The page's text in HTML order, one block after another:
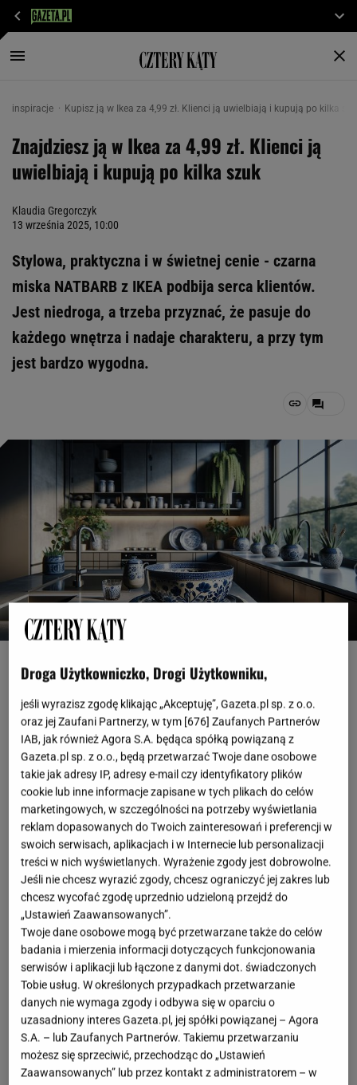
inspiracje Kupisz ją w Ikea za 4,99 zł. Klienci ją uwielbiają i kupują po kilka
Znajdziesz ją w Ikea za 4,99 zł. Klienci ją
uwielbiają i kupują po kilka szuk
Klaudia Gregorczyk
13 września 2025, 10:00
Stylowa, praktyczna i w świetnej cenie - czarna
miska NATBARB z IKEA podbija serca klientów.
Jest niedroga, a trzeba przyznać, że pasuje do
każdego wnętrza i nadaje charakteru, a przy tym
jest bardzo wygodna.
Jesienią coraz chętniej sięgamy po akcesoria, które
umilają codzienne posiłki i wprowadzają do kuchni
nutę elegancji. Właśnie dlatego warto zwrócić
uwagę na miskę NATBARB z IKEA. To produkt, który
zbiera świetne opinie, a jego cena nie przekracza
nawet 5 zł.
Sprawdzi się na wiele okazji i zachwyci gości, a
kosztuje grosze
Czarna miska NATBARB wyróżnia się prostym, ale
efektownym wyglądem. Jej subtelne żłobienia i
elegancki połysk sprawiają, że świetnie pasuje
zarówno do nowoczesnych, jak i klasycznych
wnętrz. To naczynie, które bez problemuodnajdzie
się na stole podczas codziennego śniadania, ale
Droga Użytkowniczko, Drogi Użytkowniku,
jeśli wyrazisz zgodę klikając „Akceptuję”, Gazeta.pl sp. z o.o.
oraz jej Zaufani Partnerzy, w tym [676] Zaufanych Partnerów
IAB, jak również Agora S.A. będąca spółką powiązaną z
Gazeta.pl sp. z o.o., będą przetwarzać Twoje dane osobowe
takie jak adresy IP, adresy e-mail czy identyfikatory plików
cookie lub inne informacje zapisane w tych plikach do celów
marketingowych, w szczególności na potrzeby wyświetlania
reklam dopasowanych do Twoich zainteresowań i preferencji w
swoich serwisach, aplikacjach i w Internecie lub personalizacji
treści w nich wyświetlanych. Wyrażenie zgody jest dobrowolne.
Jeśli nie chcesz wyrazić zgody, chcesz ograniczyć jej zakres lub
chcesz wycofać zgodę uprzednio udzieloną przejdź do
„Ustawień Zaawansowanych”.
Twoje dane osobowe mogą być przetwarzane także do celów
badania i mierzenia informacji dotyczących funkcjonowania
serwisów i aplikacji lub łączone z danymi dot. świadczonych
Tobie usług. W określonych przypadkach przetwarzanie
danych nie wymaga zgody i odbywa się w oparciu o
uzasadniony interes Gazeta.pl, jej spółki powiązanej – Agora
S.A. – lub Zaufanych Partnerów. Takiemu przetwarzaniu
możesz się sprzeciwić, przechodząc do „Ustawień
Zaawansowanych” lub przez kontakt z administratorem – w